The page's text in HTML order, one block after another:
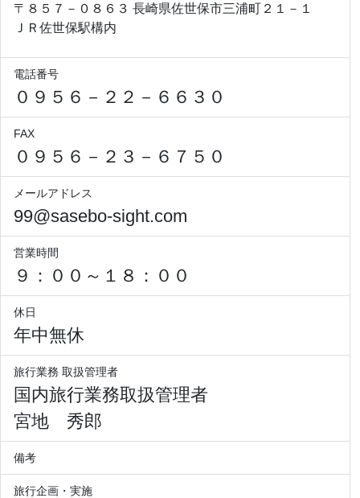
〒８５７－０８６３ 長崎県佐世保市三浦町２１－１
ＪＲ佐世保駅構内
電話番号
０９５６－２２－６６３０
FAX
０９５６－２３－６７５０
メールアドレス
99@sasebo-sight.com
営業時間
９：００～１８：００
休日
年中無休
旅行業務 取扱管理者
国内旅行業務取扱管理者
宮地 秀郎
備考
旅行企画・実施